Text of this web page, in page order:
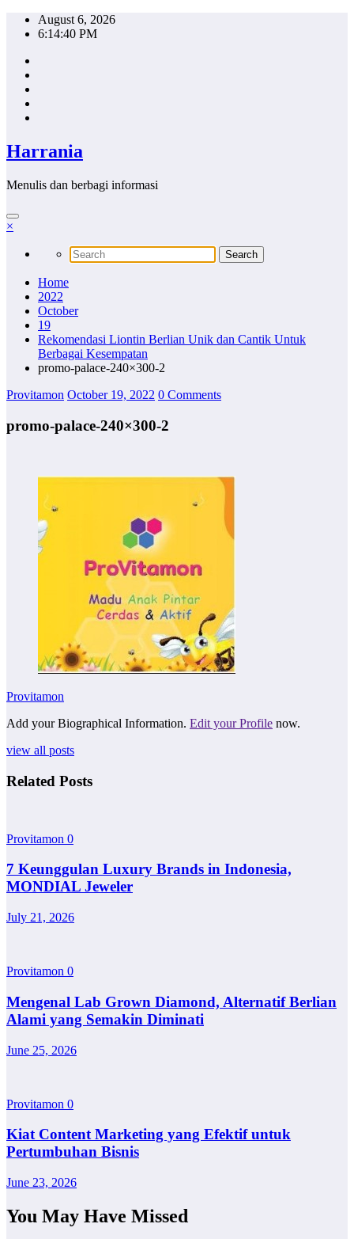
Skip
August 6, 2026
6:14:41 PM
Harrania
Menulis dan berbagi informasi
×
Home
2022
October
19
Rekomendasi Liontin Berlian Unik dan Cantik Untuk
Berbagai Kesempatan
promo-palace-240×300-2
Provitamon October 19, 2022 0 Comments
promo-palace-240×300-2
Provitamon
Add your Biographical Information. Edit your Profile now.
view all posts
Related Posts
Provitamon 0
7 Keunggulan Luxury Brands in Indonesia,
MONDIAL Jeweler
July 21, 2026
Provitamon 0
Mengenal Lab Grown Diamond, Alternatif Berlian
Alami yang Semakin Diminati
June 25, 2026
Provitamon 0
Kiat Content Marketing yang Efektif untuk
Pertumbuhan Bisnis
June 23, 2026
You May Have Missed